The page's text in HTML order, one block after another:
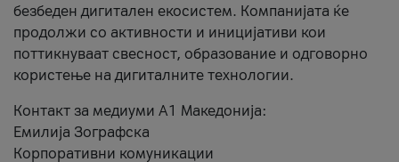
безбеден дигитален екосистем. Компанијата ќе
продолжи со активности и иницијативи кои
поттикнуваат свесност, образование и одговорно
користење на дигиталните технологии.
Контакт за медиуми А1 Македонија:
Емилија Зографска
Корпоративни комуникации